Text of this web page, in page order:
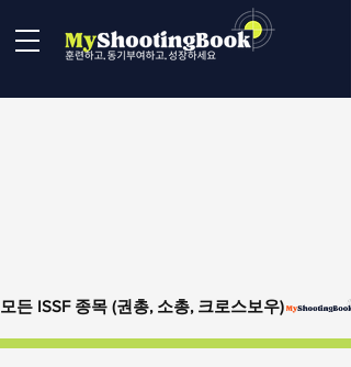
모든 ISSF 종목 (권총, 소총, 크로스보우)